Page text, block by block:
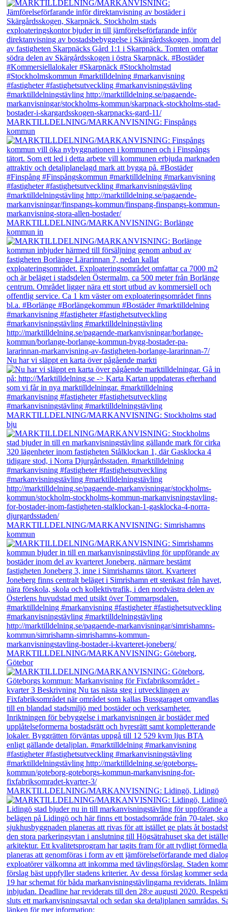
MARKTILLDELNING/MARKANVISNING: Finspångs
kommun
MARKTILLDELNING/MARKANVISNING: Borlänge
kommun in
Nu har vi släppt en karta över pågående markti
MARKTILLDELNING/MARKANVISNING: Stockholms stad
bju
MARKTILLDELNING/MARKANVISNING: Simrishamns
kommun
MARKTILLDELNING/MARKANVISNING: Göteborg,
Götebor
MARKTILLDELNING/MARKANVISNING: Lidingö, Lidingö